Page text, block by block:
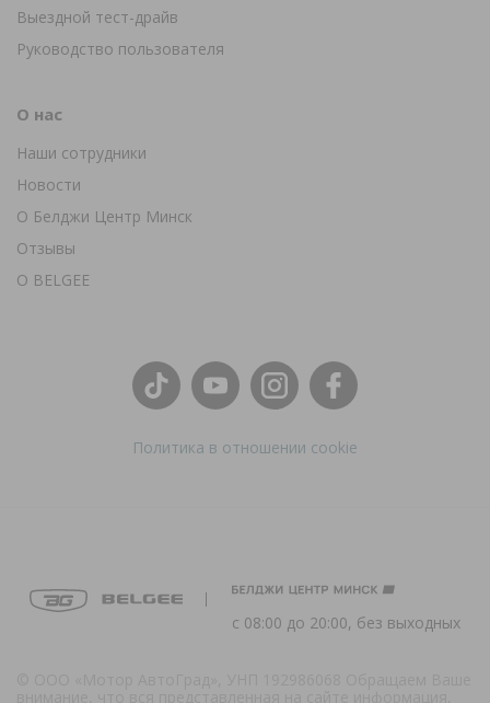
Выездной тест-драйв
Руководство пользователя
О нас
Наши сотрудники
Новости
О Белджи Центр Минск
Отзывы
О BELGEE
Политика в отношении cookie
с 08:00 до 20:00, без выходных